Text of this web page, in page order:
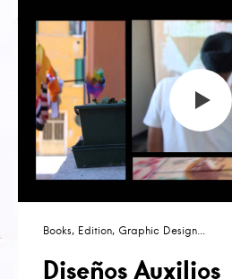
Books Edition Graphic Design
Diseños Auxilios